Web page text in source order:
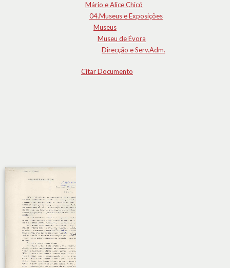
Mário e Alice Chicó
04.Museus e Exposições
Museus
Museu de Évora
Direcção e Serv.Adm.
Citar Documento